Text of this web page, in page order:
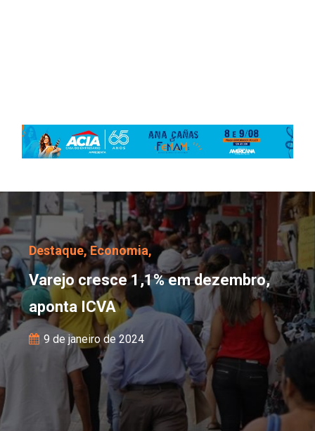
Varejo cresce 1,1% em
Destaque,Economia,
Varejo cresce 1,1% em dezembro,
aponta ICVA
9 de janeiro de 2024